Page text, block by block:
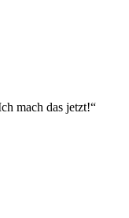
mach das jetzt!“